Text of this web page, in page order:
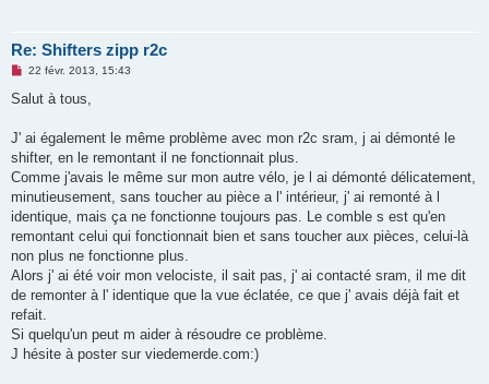
Re: Shifters zipp r2c
M
s
g
n
o
l
u
22 févr. 2013, 15:43
Salut à tous,
J' ai également le même problème avec mon r2c sram, j ai démonté le
shifter, en le remontant il ne fonctionnait plus.
Comme j'avais le même sur mon autre vélo, je l ai démonté délicatement,
minutieusement, sans toucher au pièce a l' intérieur, j' ai remonté à l
identique, mais ça ne fonctionne toujours pas. Le comble s est qu'en
remontant celui qui fonctionnait bien et sans toucher aux pièces, celui-là
non plus ne fonctionne plus.
Alors j' ai été voir mon velociste, il sait pas, j' ai contacté sram, il me dit
de remonter à l' identique que la vue éclatée, ce que j' avais déjà fait et
refait.
Si quelqu'un peut m aider à résoudre ce problème.
J hésite à poster sur viedemerde.com:)